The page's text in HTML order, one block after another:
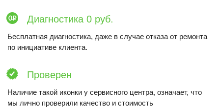
Диагностика 0 руб.
Бесплатная диагностика, даже в случае отказа от ремонта
по инициативе клиента.
Проверен
Наличие такой иконки у сервисного центра, означает, что
мы лично проверили качество и стоимость